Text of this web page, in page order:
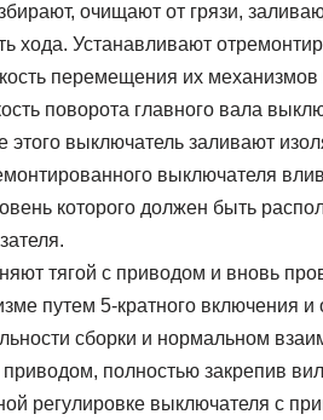
очищают от грязи,
хода. Устанавливают
перемещения их
поворота главного вала
выключатель заливают
выключателя
которого должен быть
тягой с приводом и вновь
путем 5-кратного включения
сборки и нормальном
полностью закрепив
регулировке выключателя с